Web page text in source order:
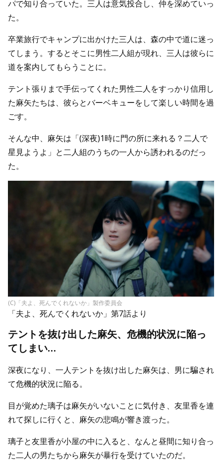
パで知り合っていた。三人は意気投合し、仲を深めていっ
た。
卒業旅行でキャンプに出かけた三人は、森の中で道に迷っ
てしまう。するとそこに男性二人組が現れ、三人は彼らに
道を案内してもらうことに。
テント張りまで手伝ってくれた男性二人をすっかり信用し
た麻矢たちは、彼らとバーベキューをして楽しい時間を過
ごす。
そんな中、麻矢は「(深夜)1時に門の所に来れる？二人で
星見ようよ」と二人組のうちの一人から誘われるのだっ
た。
(C)「夫よ、死んでくれないか」製作委員会
「夫よ、死んでくれないか」第7話より
テントを抜け出した麻矢、危機的状況に陥っ
てしまい…
深夜になり、一人テントを抜け出した麻矢は、男に騙され
て危機的状況に陥る。
目が覚めた璃子は麻矢がいないことに気付き、友里香を連
れて探しに行くと、麻矢の悲鳴が響き渡った。
璃子と友里香が小屋の中に入ると、なんと昼間に知り合っ
た二人の男たちから麻矢が暴行を受けていたのだ。